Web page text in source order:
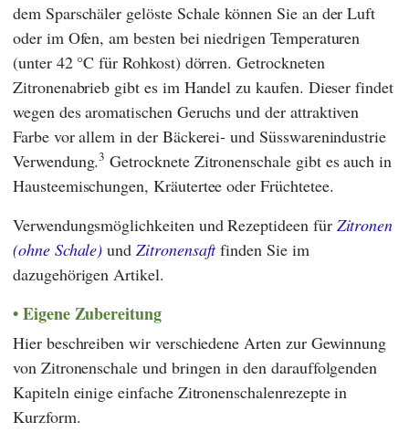
dem Sparschäler gelöste Schale können Sie an der Luft
oder im Ofen, am besten bei niedrigen Temperaturen
(unter 42 °C für Rohkost) dörren. Getrockneten
Zitronenabrieb gibt es im Handel zu kaufen. Dieser findet
wegen des aromatischen Geruchs und der attraktiven
Farbe vor allem in der Bäckerei- und Süsswarenindustrie
Verwendung.3 Getrocknete Zitronenschale gibt es auch in
Hausteemischungen, Kräutertee oder Früchtetee.
Verwendungsmöglichkeiten und Rezeptideen für Zitronen
(ohne Schale) undZitronensaftfinden Sie im
dazugehörigen Artikel.
Eigene Zubereitung
Hier beschreiben wir verschiedene Arten zur Gewinnung
von Zitronenschale und bringen in den darauffolgenden
Kapiteln einige einfache Zitronenschalenrezepte in
Kurzform.